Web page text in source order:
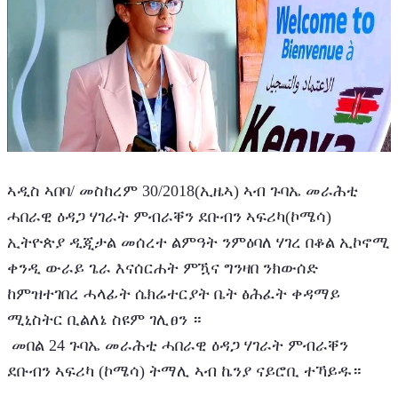
ኣዲስ ኣበባ/ መስከረም 30/2018(ኢዜኣ) ኣብ ጉባኤ መራሕቲ
ሓበራዊ ዕዳጋ ሃገራት ምብራቐን ደቡብን ኣፍሪካ(ኮሜሳ)
ኢትዮጵያ ዲጂታል መሰረተ ልምዓት ንምዕባለ ሃገረ በቆል ኢኮኖሚ
ቀንዲ ውራይ ጌራ እናሰርሐት ምዃና ግንዛበ ንክውሰድ
ከምዝተገበረ ሓላፊት ሴክሬተርያት ቤት ፅሕፈት ቀዳማይ
ሚኒስትር ቢልለኔ ስዩም ገሊፀን ።
ደቡብን ኣፍሪካ (ኮሜሳ) ትማሊ ኣብ ኬንያ ናይሮቢ ተኻይዱ።